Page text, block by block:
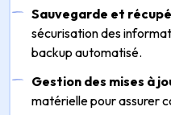
Sauvegarde et
sécurisation des
backup automatisé.
Gestion des mises à
matérielle pour assurer